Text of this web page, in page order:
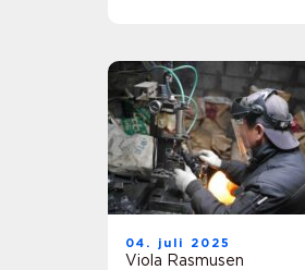
04. juli 2025
Viola Rasmusen